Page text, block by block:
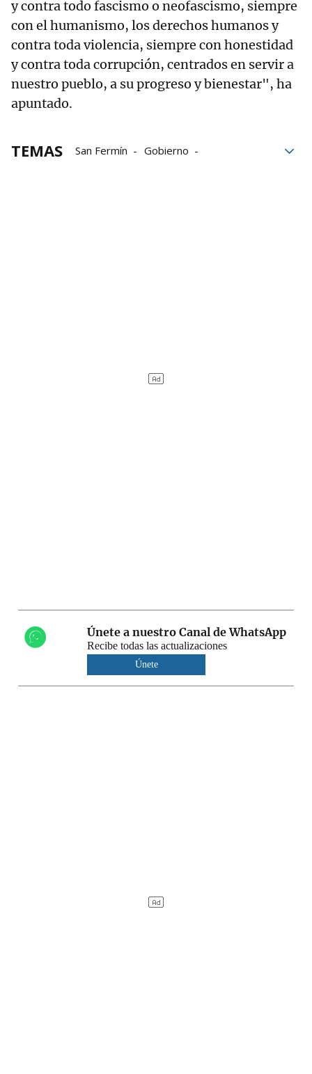
y contra todo fascismo o neofascismo, siempre
con el humanismo, los derechos humanos y
contra toda violencia, siempre con honestidad
y contra toda corrupción, centrados en servir a
nuestro pueblo, a su progreso y bienestar", ha
apuntado.
TEMAS San Fermín
Gobierno
Únete a nuestro Canal de WhatsApp
Recibe todas las actualizaciones
Únete